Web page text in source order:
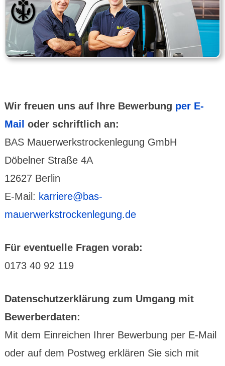
Wir freuen uns auf Ihre Bewerbung per E-
Mail oder schriftlich an:
BAS Mauerwerkstrockenlegung GmbH
Döbelner Straße 4A
12627 Berlin
E-Mail: karriere@bas-
mauerwerkstrockenlegung.de
Für eventuelle Fragen vorab:
0173 40 92 119
Daten­schutz­erklä­rung zum Umgang mit
Bewerber­daten:
Mit dem Einreichen Ihrer Bewerbung per E-Mail
oder auf dem Postweg erklären Sie sich mit